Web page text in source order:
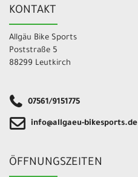
KONTAKT
Allgäu Bike Sports
Poststraße 5
88299 Leutkirch
07561/9151775
info@allgaeu-bikesports.de
ÖFFNUNGSZEITEN